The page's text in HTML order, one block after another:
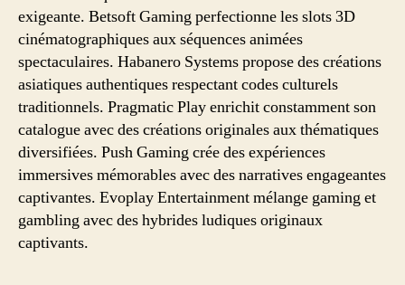
exigeante. Betsoft Gaming perfectionne les slots 3D
cinématographiques aux séquences animées
spectaculaires. Habanero Systems propose des créations
asiatiques authentiques respectant codes culturels
traditionnels. Pragmatic Play enrichit constamment son
catalogue avec des créations originales aux thématiques
diversifiées. Push Gaming crée des expériences
immersives mémorables avec des narratives engageantes
captivantes. Evoplay Entertainment mélange gaming et
gambling avec des hybrides ludiques originaux
captivants.